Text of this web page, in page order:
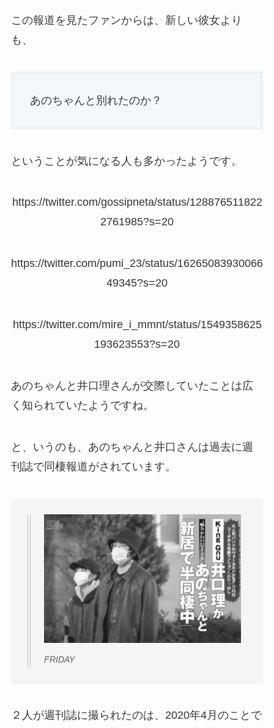
この報道を見たファンからは、新しい彼女より
も、
あのちゃんと別れたのか？
ということが気になる人も多かったようです。
https://twitter.com/gossipneta/status/128876511822
2761985?s=20
https://twitter.com/pumi_23/status/16265083930066
49345?s=20
https://twitter.com/mire_i_mmnt/status/1549358625
193623553?s=20
あのちゃんと井口理さんが交際していたことは広
く知られていたようですね。
と、いうのも、あのちゃんと井口さんは過去に週
刊誌で同棲報道がされています。
FRIDAY
２人が週刊誌に撮られたのは、2020年4月のことで